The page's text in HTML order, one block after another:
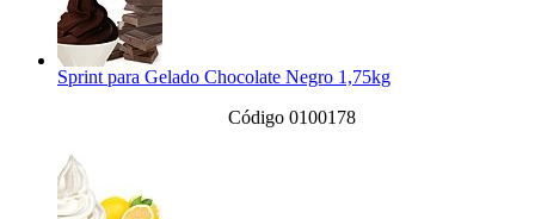
Sprint para Gelado Chocolate Negro 1,75kg
Código 0100178